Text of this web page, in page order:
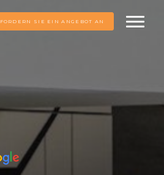
FORDERN SIE EIN ANGEBOT AN